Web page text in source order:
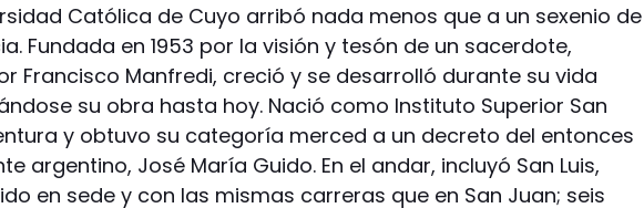
Católica de Cuyo arribó nada menos que a un sexenio de
Fundada en 1953 por la visión y tesón de un sacerdote,
Francisco Manfredi, creció y se desarrolló durante su vida
su obra hasta hoy. Nació como Instituto Superior San
y obtuvo su categoría merced a un decreto del entonces
argentino, José María Guido. En el andar, incluyó San Luis,
en sede y con las mismas carreras que en San Juan; seis